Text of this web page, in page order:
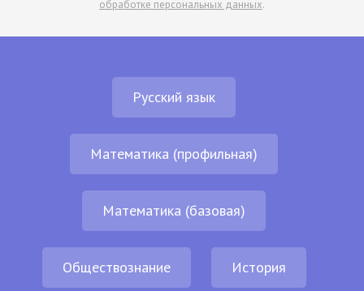
обработке персональных данных.
Русский язык
Математика (профильная)
Математика (базовая)
Обществознание История